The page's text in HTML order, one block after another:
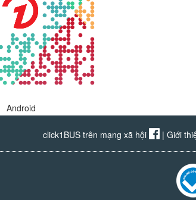
Android
click1BUS trên mạng xã hội | Giới